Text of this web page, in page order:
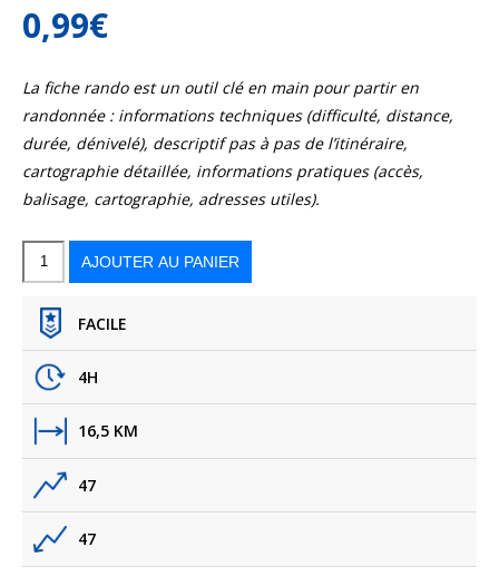
0,99€
La fiche rando est un outil clé en main pour partir en
randonnée : informations techniques (difficulté, distance,
durée, dénivelé), descriptif pas à pas de l’itinéraire,
cartographie détaillée, informations pratiques (accès,
balisage, cartographie, adresses utiles).
quantité
AJOUTER AU PANIER
FACILE
4H
16,5 KM
47
47